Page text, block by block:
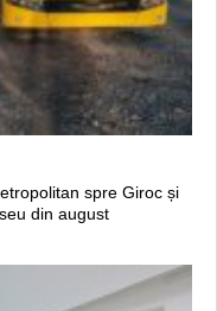
spre Giroc și
din august